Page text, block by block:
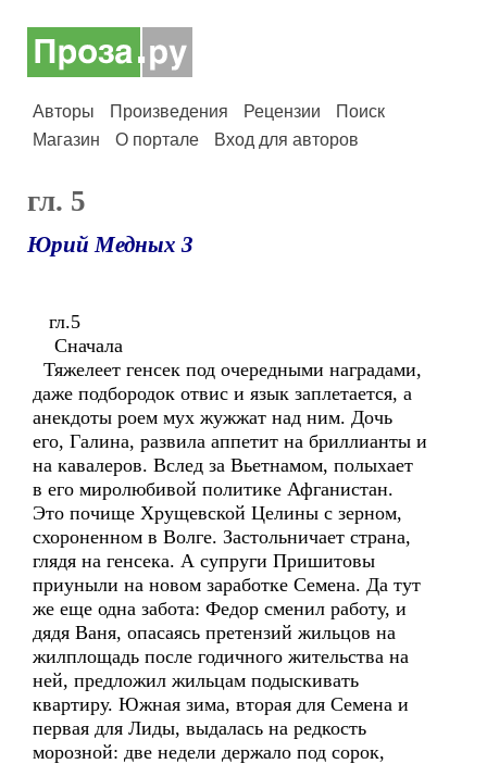
Авторы Произведения Рецензии
Поиск
Магазин
О портале Вход для авторов
гл. 5
Юрий Медных 3
гл.5
Сначала
Тяжелеет генсек под очередными наградами,
даже подбородок отвис и язык заплетается, а
анекдоты роем мух жужжат над ним. Дочь
его, Галина, развила аппетит на бриллианты и
на кавалеров. Вслед за Вьетнамом, полыхает
в его миролюбивой политике Афганистан.
Это почище Хрущевской Целины с зерном,
схороненном в Волге. Застольничает страна,
глядя на генсека. А супруги Пришитовы
приуныли на новом заработке Семена. Да тут
же еще одна забота: Федор сменил работу, и
дядя Ваня, опасаясь претензий жильцов на
жилплощадь после годичного жительства на
ней, предложил жильцам подыскивать
квартиру. Южная зима, вторая для Семена и
первая для Лиды, выдалась на редкость
морозной: две недели держало под сорок,